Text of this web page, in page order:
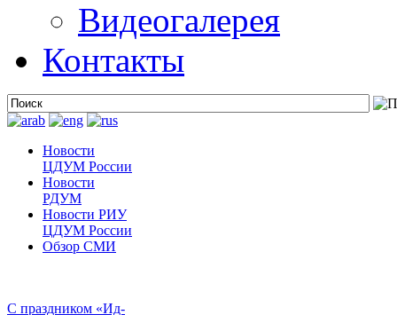
Видеогалерея
Контакты
Новости
ЦДУМ России
Новости
РДУМ
Новости РИУ
ЦДУМ России
Обзор СМИ
С праздником «Ид-